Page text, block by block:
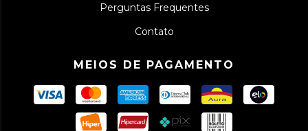
Perguntas Frequentes
Contato
MEIOS DE PAGAMENTO